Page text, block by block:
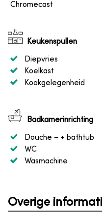
Chromecast
Keukenspullen
Diepvries
Koelkast
Kookgelegenheid
Badkamerinrichting
Douche – + bathtub
WC
Wasmachine
Overige